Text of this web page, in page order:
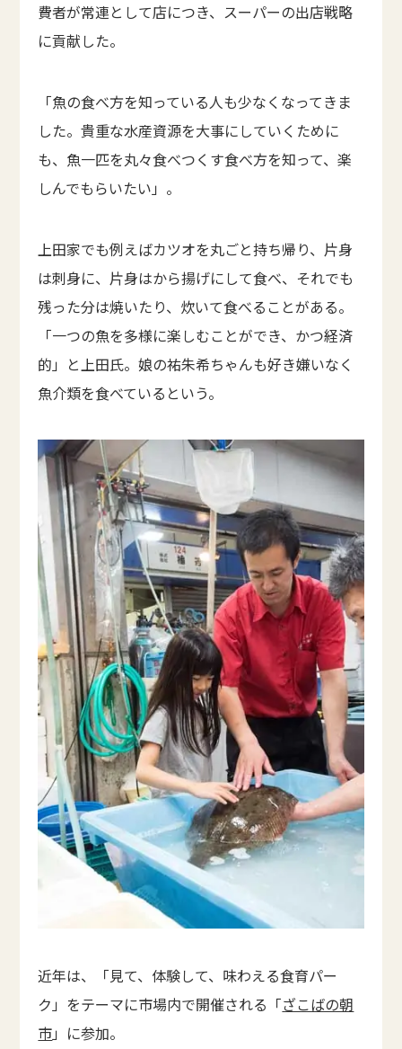
費者が常連として店につき、スーパーの出店戦略
に貢献した。
「魚の食べ方を知っている人も少なくなってきま
した。貴重な水産資源を大事にしていくために
も、魚一匹を丸々食べつくす食べ方を知って、楽
しんでもらいたい」。
上田家でも例えばカツオを丸ごと持ち帰り、片身
は刺身に、片身はから揚げにして食べ、それでも
残った分は焼いたり、炊いて食べることがある。
「一つの魚を多様に楽しむことができ、かつ経済
的」と上田氏。娘の祐朱希ちゃんも好き嫌いなく
魚介類を食べているという。
近年は、「見て、体験して、味わえる食育パー
ク」をテーマに市場内で開催される「ざこばの朝
市」に参加。